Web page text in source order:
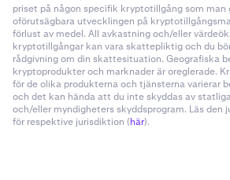
priset på någon specifik kryptotillgång som man
oförutsägbara utvecklingen på
förlust av medel. All avkastning och/eller
kryptotillgångar kan vara skattepliktig och du
rådgivning om din skattesituation. Geografiska
kryptoprodukter och marknader är oreglerade.
för de olika produkterna och tjänsterna varierar
och det kan hända att du inte skyddas av
och/eller myndigheters skyddsprogram. Läs den
för respektive jurisdiktion (här).